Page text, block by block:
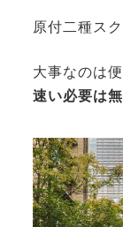
原付二種ス
大事なのは
速い必要は